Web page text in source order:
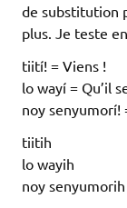
de substitution
plus. Je teste
tiití! = Viens !
lo wayí = Qu’il
noy senyumorí!
tiitih
lo wayih
noy senyumorih